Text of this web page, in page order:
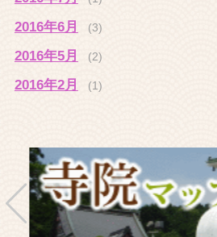
2016年6月 (3)
2016年5月 (2)
2016年2月 (1)